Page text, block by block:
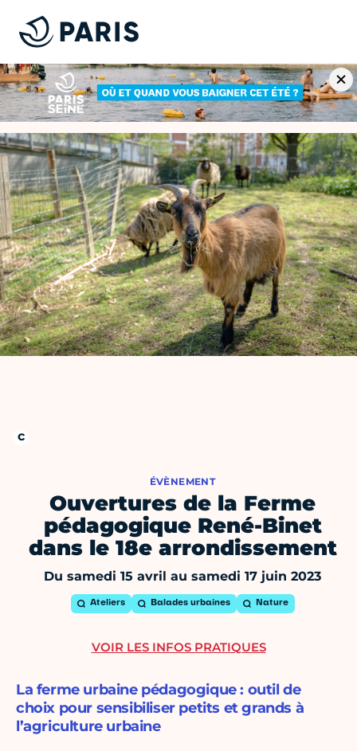
ÉVÈNEMENT
Ouvertures de la Ferme
pédagogique René-Binet
dans le 18e arrondissement
Du samedi 15 avril au samedi 17 juin 2023
Ateliers Balades urbaines Nature
La ferme urbaine pédagogique : outil de
choix pour sensibiliser petits et grands à
l’agriculture urbaine
VOIR LES INFOS PRATIQUES